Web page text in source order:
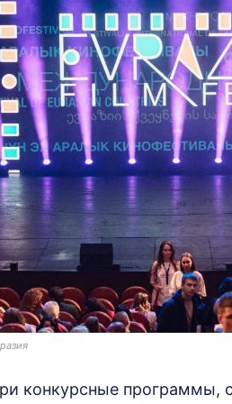
конкурсные программы,